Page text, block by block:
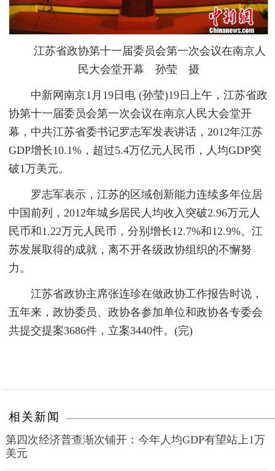
江苏省政协第十一届委员会第一次会议在南京人
民大会堂开幕 孙莹 摄
中新网南京1月19日电 (孙莹)19日上午，江苏省政
协第十一届委员会第一次会议在南京人民大会堂开
幕，中共江苏省委书记罗志军发表讲话，2012年江苏
GDP增长10.1%，超过5.4万亿元人民币，人均GDP突
破1万美元。
罗志军表示，江苏的区域创新能力连续多年位居
中国前列，2012年城乡居民人均收入突破2.96万元人
民币和1.22万元人民币，分别增长12.7%和12.9%。江
苏发展取得的成就，离不开各级政协组织的不懈努
力。
江苏省政协主席张连珍在做政协工作报告时说，
五年来，政协委员、政协各参加单位和政协各专委会
共提交提案3686件，立案3440件。(完)
相关新闻
第四次经济普查渐次铺开：今年人均GDP有望站上1万
美元